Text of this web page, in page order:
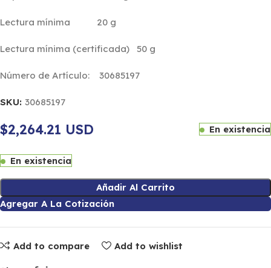
Lectura mínima 20 g
Lectura mínima (certificada) 50 g
Número de Artículo: 30685197
SKU: 30685197
$2,264.21 USD En existencia
En existencia
Añadir Al Carrito
Agregar A La Cotización
Add to compare Add to wishlist